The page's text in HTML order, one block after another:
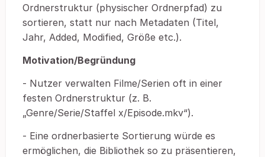
Ordnerstruktur (physischer Ordnerpfad) zu
sortieren, statt nur nach Metadaten (Titel,
Jahr, Added, Modified, Größe etc.).
Motivation/Begründung
- Nutzer verwalten Filme/Serien oft in einer
festen Ordnerstruktur (z. B.
„Genre/Serie/Staffel x/Episode.mkv“).
- Eine ordnerbasierte Sortierung würde es
ermöglichen, die Bibliothek so zu präsentieren,